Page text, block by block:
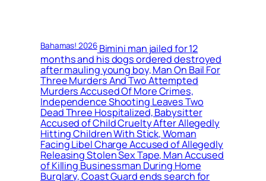
Bahamas! 2026Bimini man jailed for 12
months and his dogs ordered destroyed
after mauling young boy, Man On Bail For
Three Murders And Two Attempted
Murders Accused Of More Crimes,
Independence Shooting Leaves Two
Dead Three Hospitalized, Babysitter
Accused of Child Cruelty After Allegedly
Hitting Children With Stick, Woman
Facing Libel Charge Accused of Allegedly
Releasing Stolen Sex Tape, Man Accused
of Killing Businessman During Home
Burglary, Coast Guard ends search for